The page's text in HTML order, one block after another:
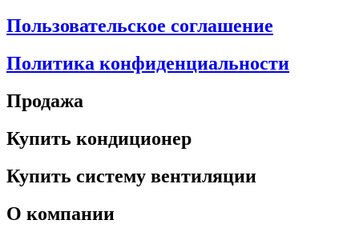
Пользовательское соглашение
Политика конфиденциальности
Продажа
Купить кондиционер
Купить систему вентиляции
О компании